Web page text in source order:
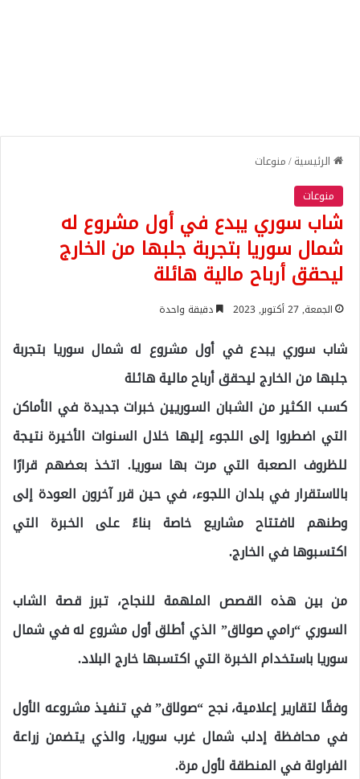
الرئيسية/منوعات
منوعات
شاب سوري يبدع في أول مشروع له
شمال سوريا بتجربة جلبها من الخارج
ليحقق أرباح مالية هائلة
الجمعة, 27 أكتوبر, 2023 دقيقة واحدة
شاب سوري يبدع في أول مشروع له شمال سوريا بتجربة
جلبها من الخارج ليحقق أرباح مالية هائلة
كسب الكثير من الشبان السوريين خبرات جديدة في الأماكن
التي اضطروا إلى اللجوء إليها خلال السنوات الأخيرة نتيجة
للظروف الصعبة التي مرت بها سوريا. اتخذ بعضهم قرارًا
بالاستقرار في بلدان اللجوء، في حين قرر آخرون العودة إلى
وطنهم لافتتاح مشاريع خاصة بناءً على الخبرة التي
اكتسبوها في الخارج.
من بين هذه القصص الملهمة للنجاح، تبرز قصة الشاب
السوري “رامي صولاق” الذي أطلق أول مشروع له في شمال
سوريا باستخدام الخبرة التي اكتسبها خارج البلاد.
وفقًا لتقارير إعلامية، نجح “صولاق” في تنفيذ مشروعه الأول
في محافظة إدلب شمال غرب سوريا، والذي يتضمن زراعة
الفراولة في المنطقة لأول مرة.